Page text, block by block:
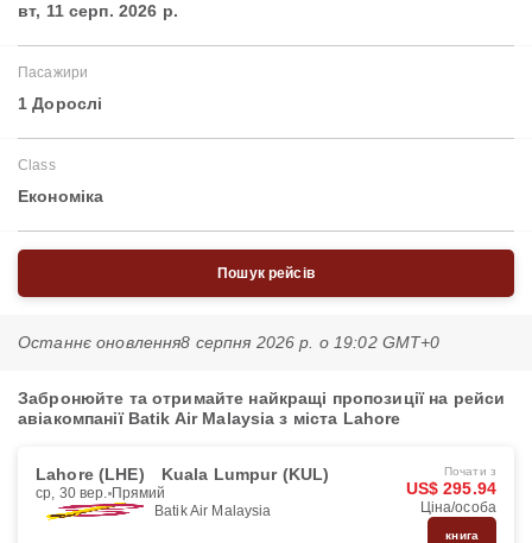
вт, 11 серп. 2026 р.
Пасажири
1 Дорослі
Class
Економіка
Пошук рейсів
Останнє оновлення8 серпня 2026 р. о 19:02 GMT+0
Забронюйте та отримайте найкращі пропозиції на рейси
авіакомпанії Batik Air Malaysia з міста Lahore
Lahore (LHE) Kuala Lumpur (KUL)
ср, 30 вер. Прямий
Batik Air Malaysia
Почати з
US$ 295.94
Ціна/особа
книга